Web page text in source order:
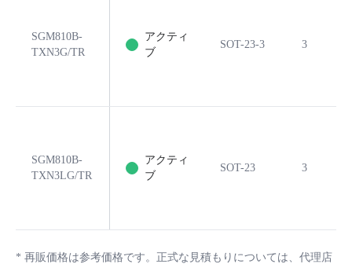
SGM810B-
TXN3G/TR
アクティ
ブ
SOT-23-3 3
SGM810B-
TXN3LG/TR
アクティ
ブ
SOT-23 3
* 再販価格は参考価格です。正式な見積もりについては、代理店